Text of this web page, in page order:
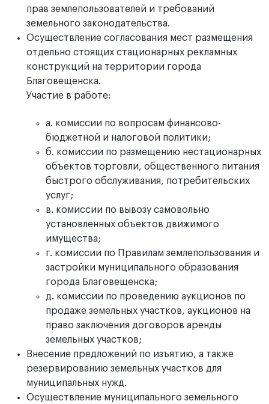
прав землепользователей и требований
земельного законодательства.
Осуществление согласования мест размещения
отдельно стоящих стационарных рекламных
конструкций на территории города
Благовещенска.
Участие в работе:
а. комиссии по вопросам финансово-
бюджетной и налоговой политики;
б. комиссии по размещению нестационарных
объектов торговли, общественного питания
быстрого обслуживания, потребительских
услуг;
в. комиссии по вывозу самовольно
установленных объектов движимого
имущества;
г. комиссии по Правилам землепользования и
застройки муниципального образования
города Благовещенска;
д. комиссии по проведению аукционов по
продаже земельных участков, аукционов на
право заключения договоров аренды
земельных участков;
Внесение предложений по изъятию, а также
резервированию земельных участков для
муниципальных нужд.
Осуществление муниципального земельного